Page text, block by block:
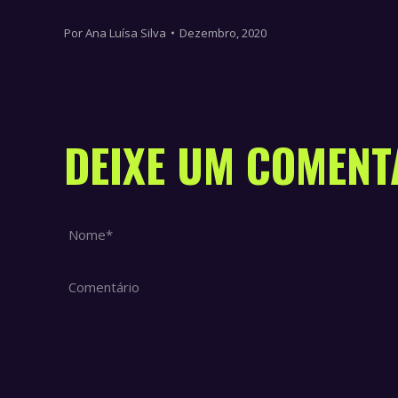
PorAna Luísa Silva Dezembro, 2020
DEIXE UM
Comentário
Nome *